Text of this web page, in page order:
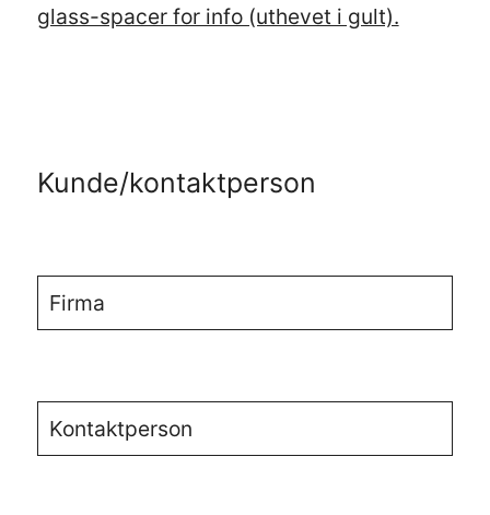
glass-spacer for info (uthevet i gult).
Kunde/kontaktperson